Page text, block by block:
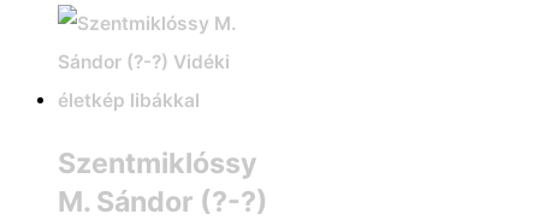
Szentmiklóssy
M. Sándor (?-?)